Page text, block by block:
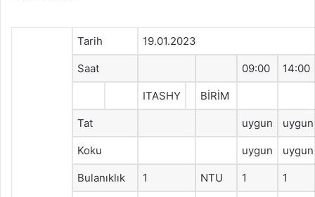
Tarih 19.01.2023
Saat 09:00 14:00
ITASHY BİRİM
Tat uygun uygun
Koku uygun uygun
Bulanıklık 1 NTU 1 1